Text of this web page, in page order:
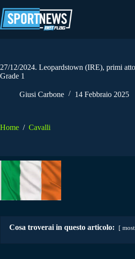
al
contenuto
27/12/2024. Leopardstown (IRE), primi
Grade 1
Giusi Carbone 14 Febbraio 2025
Home / Cavalli
Cosa troverai in questo articolo: